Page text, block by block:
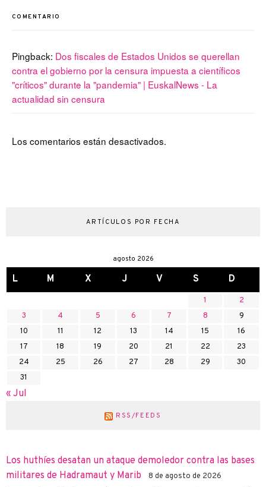
COMENTARIO
Pingback: Dos fiscales de Estados Unidos se querellan
contra el gobierno por la censura impuesta a científicos
"críticos" durante la "pandemia" | EuskalNews - La
actualidad sin censura
Los comentarios están desactivados.
ARTÍCULOS POR FECHA
agosto 2026
L M X J V S D
1
2
3
4 5 6 7 8
9
10
11 12 13 14 15
16
17
18 19 20 21 22
23
24
25 26 27 28 29
30
31
« Jul
RSS/FEEDS
Los huthíes desatan un ataque demoledor contra las bases
militares de Hadramaut y Marib
8 de agosto de 2026